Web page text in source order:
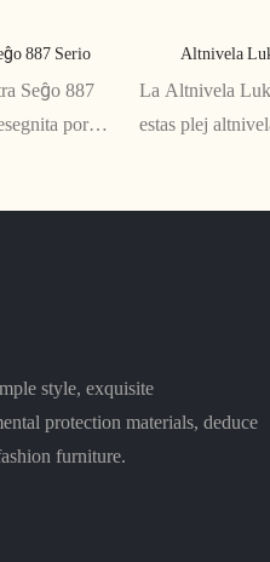
887 Serio
Seĝo 887
por
Altnivela
La Altnivela
estas plej
style, exquisite
protection materials, deduce
furniture.